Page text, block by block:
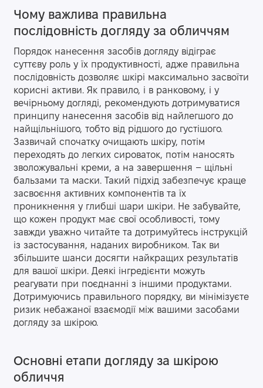
Чому важлива правильна
послідовність догляду за обличчям
Порядок нанесення засобів догляду відіграє
суттєву роль у їх продуктивності, адже правильна
послідовність дозволяє шкірі максимально засвоїти
корисні активи. Як правило, і в ранковому, і у
вечірньому догляді, рекомендують дотримуватися
принципу нанесення засобів від найлегшого до
найщільнішого, тобто від рідшого до густішого.
Зазвичай спочатку очищають шкіру, потім
переходять до легких сироваток, потім наносять
зволожувальні креми, а на завершення – щільні
бальзами та маски. Такий підхід забезпечує краще
засвоєння активних компонентів та їх
проникнення у глибші шари шкіри. Не забувайте,
що кожен продукт має свої особливості, тому
завжди уважно читайте та дотримуйтесь інструкцій
із застосування, наданих виробником. Так ви
збільшите шанси досягти найкращих результатів
для вашої шкіри. Деякі інгредієнти можуть
реагувати при поєднанні з іншими продуктами.
Дотримуючись правильного порядку, ви мінімізуєте
ризик небажаної взаємодії між вашими засобами
догляду за шкірою.
Основні етапи догляду за шкірою
обличчя